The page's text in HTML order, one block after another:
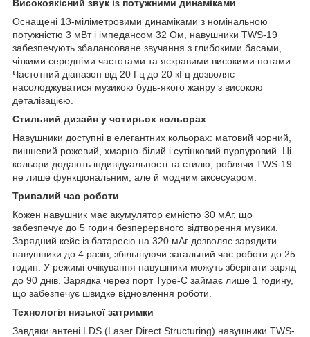
Високоякісний звук із потужними динаміками
Оснащені 13-міліметровими динаміками з номінальною
потужністю 3 мВт і імпедансом 32 Ом, навушники TWS-19
забезпечують збалансоване звучання з глибокими басами,
чіткими середніми частотами та яскравими високими нотами.
Частотний діапазон від 20 Гц до 20 кГц дозволяє
насолоджуватися музикою будь-якого жанру з високою
деталізацією.
Стильний дизайн у чотирьох кольорах
Навушники доступні в елегантних кольорах: матовий чорний,
вишневий рожевий, хмарно-білий і сутінковий пурпуровий. Ці
кольори додають індивідуальності та стилю, роблячи TWS-19
не лише функціональним, але й модним аксесуаром.
Тривалий час роботи
Кожен навушник має акумулятор ємністю 30 мАг, що
забезпечує до 5 годин безперервного відтворення музики.
Зарядний кейс із батареєю на 320 мАг дозволяє зарядити
навушники до 4 разів, збільшуючи загальний час роботи до 25
годин. У режимі очікування навушники можуть зберігати заряд
до 90 днів. Зарядка через порт Type-C займає лише 1 годину,
що забезпечує швидке відновлення роботи.
Технологія низької затримки
Завдяки антені LDS (Laser Direct Structuring) навушники TWS-